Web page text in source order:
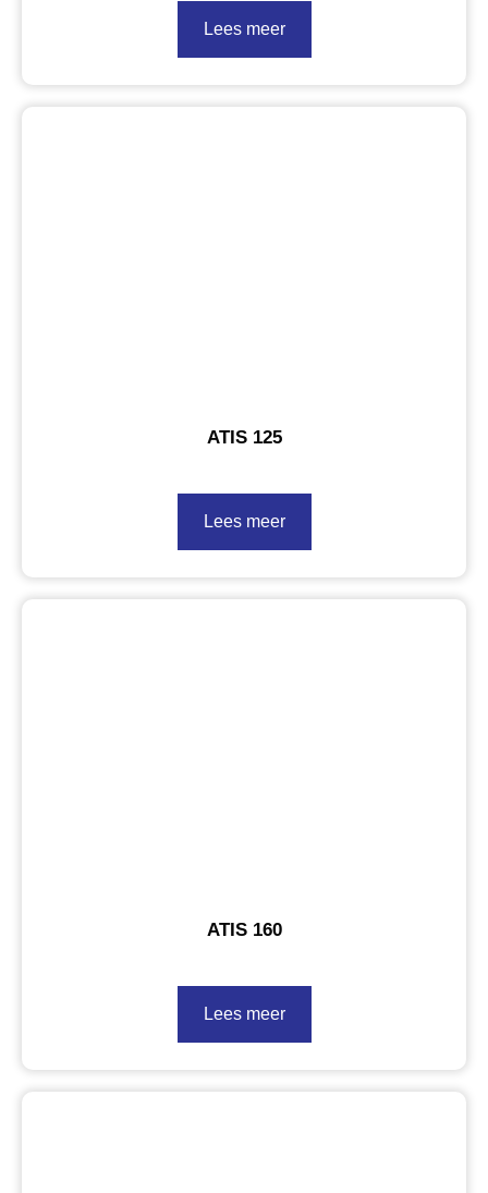
Lees meer
ATIS 125
Lees meer
ATIS 160
Lees meer